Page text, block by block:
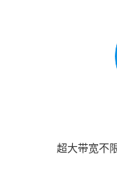
超大带宽不